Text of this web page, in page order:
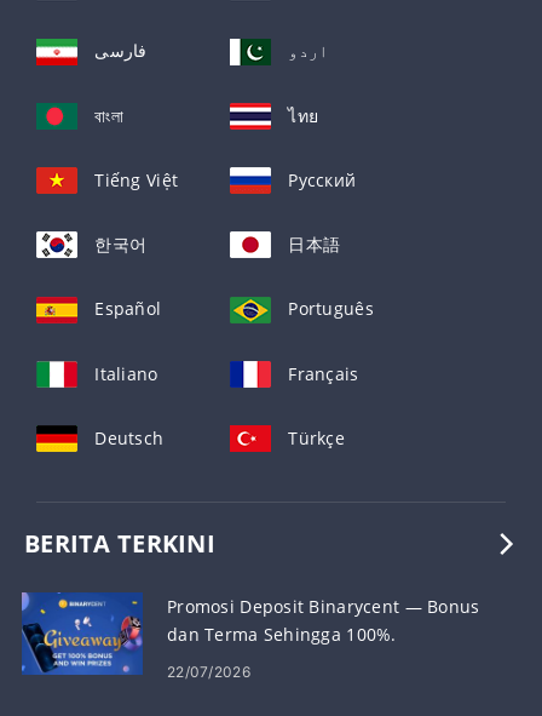
فارسی اردو
বাংলা ไทย
Tiếng Việt Русский
한국어 日本語
Español Português
Italiano Français
Deutsch Türkçe
BERITA TERKINI
Promosi Deposit Binarycent — Bonus
dan Terma Sehingga 100%.
22/07/2026